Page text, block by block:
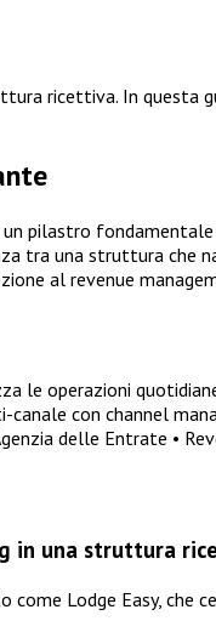
ricettiva. In questa
pilastro
tra una struttura che
al revenue
le operazioni
con channel
delle Entrate •
in una struttura
Lodge Easy,